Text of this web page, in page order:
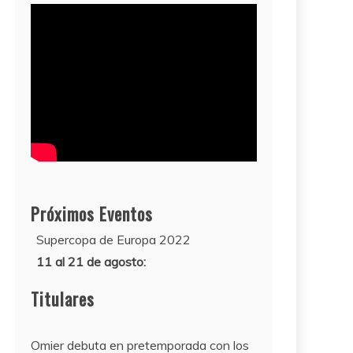
Próximos Eventos
11 al 21 de agosto:
Campeonato Europeo de Natación
2022
12 de agosto:
Empieza La Liga 2022-2023
Titulares
Omier debuta en pretemporada con los